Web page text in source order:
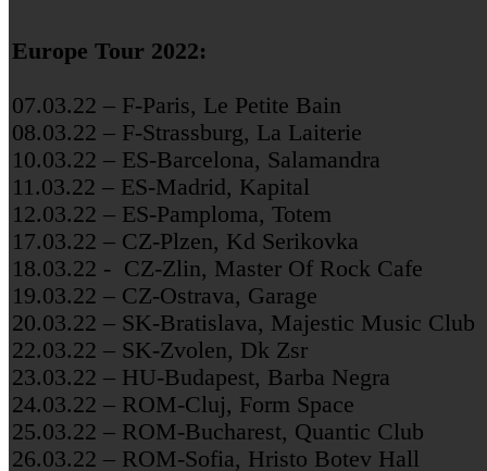
Europe Tour 2022:
07.03.22 – F-Paris, Le Petite Bain
08.03.22 – F-Strassburg, La Laiterie
10.03.22 – ES-Barcelona, Salamandra
11.03.22 – ES-Madrid, Kapital
12.03.22 – ES-Pamploma, Totem
17.03.22 – CZ-Plzen, Kd Serikovka
18.03.22 - CZ-Zlin, Master Of Rock Cafe
19.03.22 – CZ-Ostrava, Garage
20.03.22 – SK-Bratislava, Majestic Music Club
22.03.22 – SK-Zvolen, Dk Zsr
23.03.22 – HU-Budapest, Barba Negra
24.03.22 – ROM-Cluj, Form Space
25.03.22 – ROM-Bucharest, Quantic Club
26.03.22 – ROM-Sofia, Hristo Botev Hall